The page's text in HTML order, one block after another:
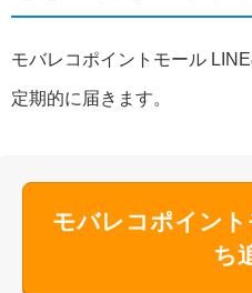
モバレコポイントモール
定期的に届きます。
モバレコポイン
ち